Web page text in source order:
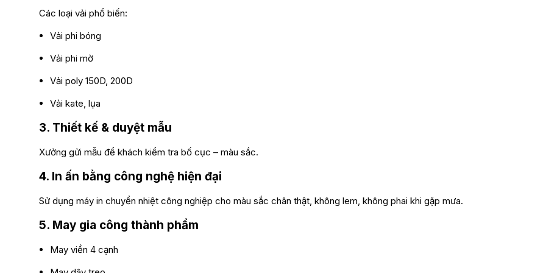
Các loại vải phổ biến:
Vải phi bóng
Vải phi mờ
Vải poly 150D, 200D
Vải kate, lụa
3. Thiết kế & duyệt mẫu
Xưởng gửi mẫu để khách kiểm tra bố cục – màu sắc.
4. In ấn bằng công nghệ hiện đại
Sử dụng máy in chuyển nhiệt công nghiệp cho màu sắc chân thật, không lem, không phai khi gặp mưa.
5. May gia công thành phẩm
May viền 4 cạnh